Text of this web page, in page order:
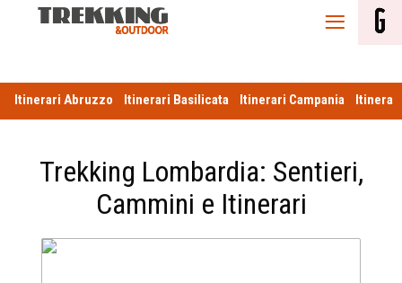
Itinerari Abruzzo Itinerari Basilicata Itinerari Campania
Trekking Lombardia: Sentieri,
Cammini e Itinerari